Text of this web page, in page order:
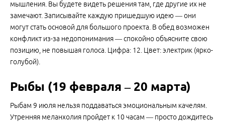
мышления. Вы будете видеть решения там, где другие их не
замечают. Записывайте каждую пришедшую идею — они
могут стать основой для большого проекта. В обед возможен
конфликт из-за недопонимания — спокойно объясните свою
позицию, не повышая голоса. Цифра: 12. Цвет: электрик (ярко-
голубой).
Рыбы (19 февраля – 20 марта)
Рыбам 9 июля нельзя поддаваться эмоциональным качелям.
Утренняя меланхолия пройдет к 10 часам — просто дождитесь